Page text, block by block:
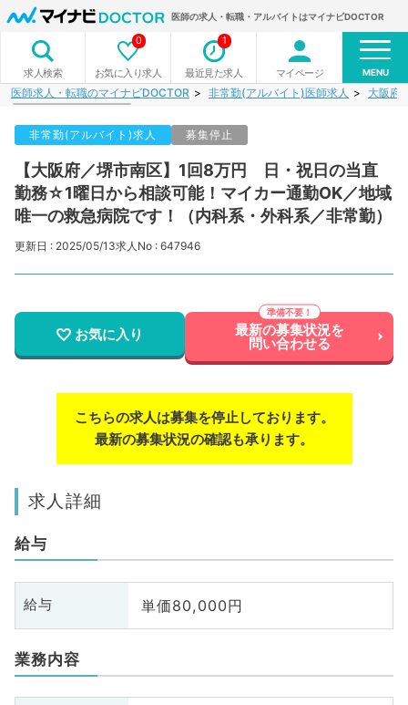
医師の求人・転職・アルバイトはマイナビDOCTOR
求人検索 お気に入り求人
0
最近見た求人
1
マイページ MENU
医師求人・転職のマイナビDOCTOR 非常勤(アルバイト)医師求人 大阪府
非常勤(アルバイト)求人 募集停止
【大阪府／堺市南区】1回8万円 日・祝日の当直
勤務☆1曜日から相談可能！マイカー通勤OK／地域
唯一の救急病院です！（内科系・外科系／非常勤）
更新日 : 2025/05/13求人No : 647946
お気に入り 最新の募集状況を
問い合わせる
こちらの求人は募集を停止しております。
最新の募集状況の確認も承ります。
求人詳細
給与
給与 単価80,000円
業務内容